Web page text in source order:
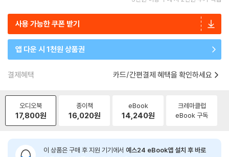
사용 가능한 쿠폰 받기
앱 다운 시 1천원 상품권
결제혜택 카드/간편결제 혜택을 확인하세요
오디오북
17,800원
종이책
16,020원
eBook
14,240원
크레마클럽
eBook 구독
이 상품은 구매 후 지원 기기에서 예스24 eBook앱 설치 후 바로